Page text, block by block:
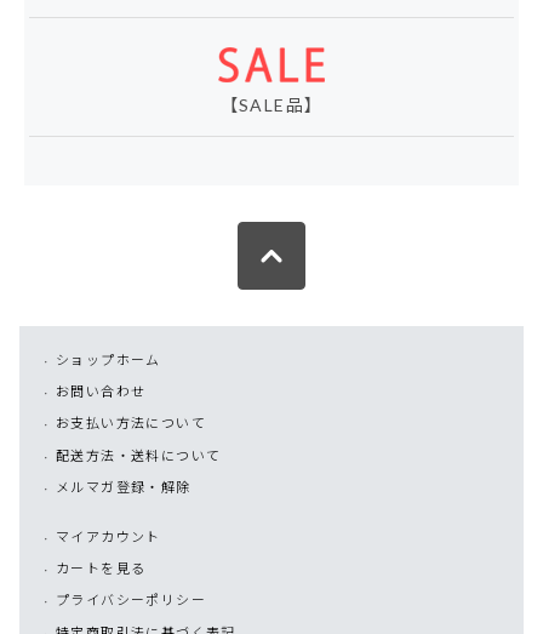
【SALE品】
ショップホーム
お問い合わせ
お支払い方法について
配送方法・送料について
メルマガ登録・解除
マイアカウント
カートを見る
プライバシーポリシー